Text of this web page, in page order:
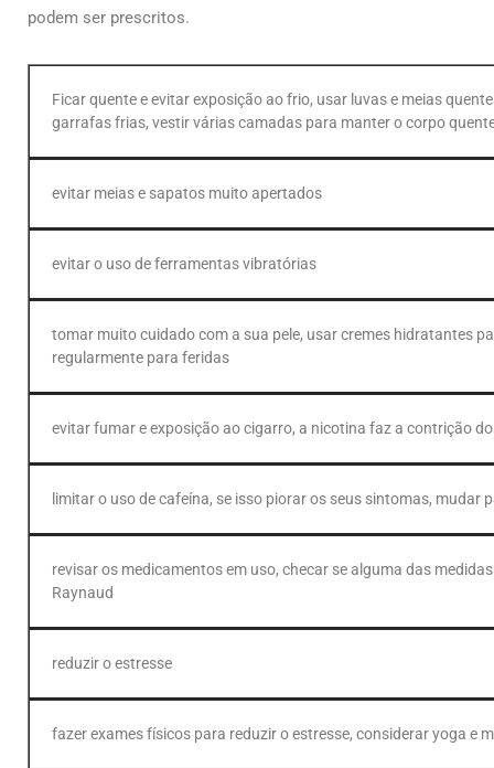
podem ser prescritos.
Ficar quente e evitar exposição ao frio, usar luvas e meias
garrafas frias, vestir várias camadas para manter o corpo
evitar meias e sapatos muito apertados
evitar o uso de ferramentas vibratórias
tomar muito cuidado com a sua pele, usar cremes hidratantes
regularmente para feridas
evitar fumar e exposição ao cigarro, a nicotina faz a contrição
limitar o uso de cafeína, se isso piorar os seus sintomas, mudar
revisar os medicamentos em uso, checar se alguma das
Raynaud
reduzir o estresse
fazer exames físicos para reduzir o estresse, considerar yoga e